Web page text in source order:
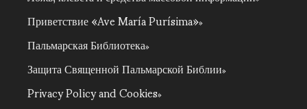
Приветствие «Ave María Purísima»
Пальмарская Библиотека
Защита Священной Пальмарской Библии
Privacy Policy and Cookies